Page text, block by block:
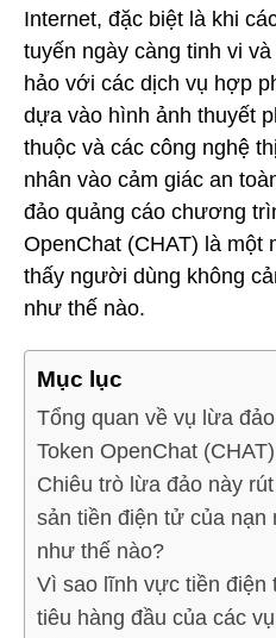
Internet, đặc biệt là khi
tuyến ngày càng tinh vi
hảo với các dịch vụ hợp
dựa vào hình ảnh thuyết
thuộc và các công nghệ
nhân vào cảm giác an
đảo quảng cáo chương
OpenChat (CHAT) là một
thấy người dùng không
như thế nào.
Mục lục
Tổng quan về vụ lừa
Token OpenChat (CHAT)
Chiêu trò lừa đảo này
sản tiền điện tử của nạn
như thế nào?
Vì sao lĩnh vực tiền điện
tiêu hàng đầu của các